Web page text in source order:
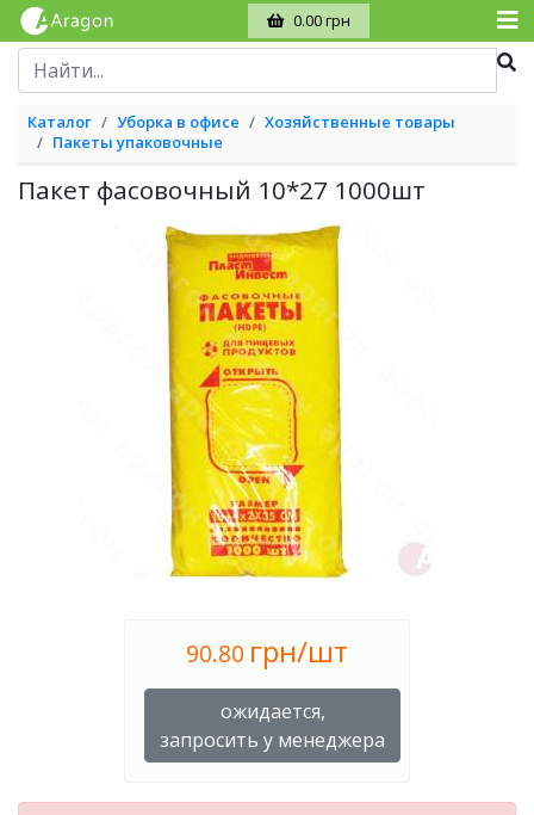
0.00 грн
Каталог Уборка в офисе
Хозяйственные товары
Пакеты упаковочные
Пакет фасовочный 10*27 1000шт
90.80 грн/шт
ожидается,
запросить у менеджера